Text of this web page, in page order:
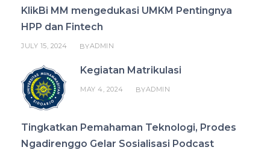
KlikBi MM mengedukasi UMKM Pentingnya
HPP dan Fintech
JULY 15, 2024 BYADMIN
Kegiatan Matrikulasi
MAY 4, 2024 BYADMIN
Tingkatkan Pemahaman Teknologi, Prodes
Ngadirenggo Gelar Sosialisasi Podcast